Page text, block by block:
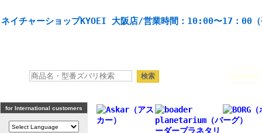
ネイチャーショップKYOEI 大阪店/営業時間：10:00〜17：00（
Seestar
for International customers